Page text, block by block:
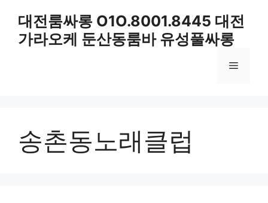
대전룸싸롱 O1O.8001.8445 대전
가라오케 둔산동룸바 유성풀싸롱
메
송촌동노래클럽